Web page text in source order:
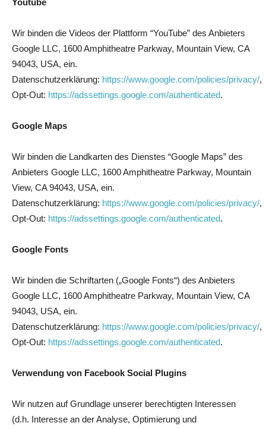
Youtube
Wir binden die Videos der Plattform “YouTube” des Anbieters
Google LLC, 1600 Amphitheatre Parkway, Mountain View, CA
94043, USA, ein.
Datenschutzerklärung: https://www.google.com/policies/privacy/,
Opt-Out: https://adssettings.google.com/authenticated.
Google Maps
Wir binden die Landkarten des Dienstes “Google Maps” des
Anbieters Google LLC, 1600 Amphitheatre Parkway, Mountain
View, CA 94043, USA, ein.
Datenschutzerklärung: https://www.google.com/policies/privacy/,
Opt-Out: https://adssettings.google.com/authenticated.
Google Fonts
Wir binden die Schriftarten („Google Fonts“) des Anbieters
Google LLC, 1600 Amphitheatre Parkway, Mountain View, CA
94043, USA, ein.
Datenschutzerklärung: https://www.google.com/policies/privacy/,
Opt-Out: https://adssettings.google.com/authenticated.
Verwendung von Facebook Social Plugins
Wir nutzen auf Grundlage unserer berechtigten Interessen
(d.h. Interesse an der Analyse, Optimierung und